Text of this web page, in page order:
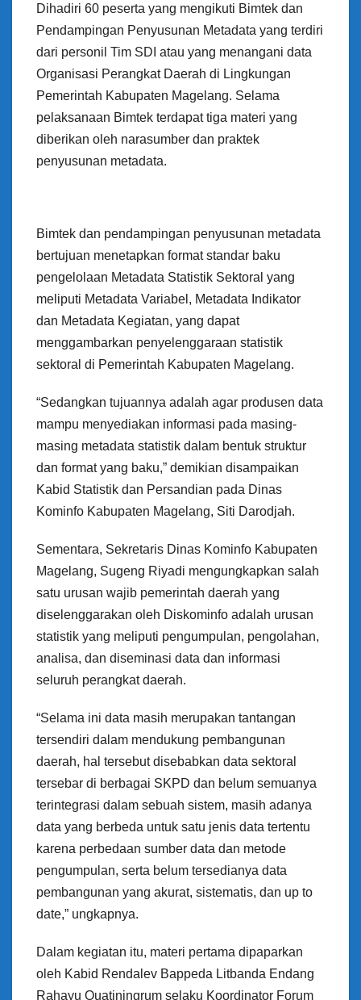
Dihadiri 60 peserta yang mengikuti Bimtek dan
Pendampingan Penyusunan Metadata yang terdiri
dari personil Tim SDI atau yang menangani data
Organisasi Perangkat Daerah di Lingkungan
Pemerintah Kabupaten Magelang. Selama
pelaksanaan Bimtek terdapat tiga materi yang
diberikan oleh narasumber dan praktek
penyusunan metadata.
Bimtek dan pendampingan penyusunan metadata
bertujuan menetapkan format standar baku
pengelolaan Metadata Statistik Sektoral yang
meliputi Metadata Variabel, Metadata Indikator
dan Metadata Kegiatan, yang dapat
menggambarkan penyelenggaraan statistik
sektoral di Pemerintah Kabupaten Magelang.
“Sedangkan tujuannya adalah agar produsen data
mampu menyediakan informasi pada masing-
masing metadata statistik dalam bentuk struktur
dan format yang baku,” demikian disampaikan
Kabid Statistik dan Persandian pada Dinas
Kominfo Kabupaten Magelang, Siti Darodjah.
Sementara, Sekretaris Dinas Kominfo Kabupaten
Magelang, Sugeng Riyadi mengungkapkan salah
satu urusan wajib pemerintah daerah yang
diselenggarakan oleh Diskominfo adalah urusan
statistik yang meliputi pengumpulan, pengolahan,
analisa, dan diseminasi data dan informasi
seluruh perangkat daerah.
“Selama ini data masih merupakan tantangan
tersendiri dalam mendukung pembangunan
daerah, hal tersebut disebabkan data sektoral
tersebar di berbagai SKPD dan belum semuanya
terintegrasi dalam sebuah sistem, masih adanya
data yang berbeda untuk satu jenis data tertentu
karena perbedaan sumber data dan metode
pengumpulan, serta belum tersedianya data
pembangunan yang akurat, sistematis, dan up to
date,” ungkapnya.
Dalam kegiatan itu, materi pertama dipaparkan
oleh Kabid Rendalev Bappeda Litbanda Endang
Rahayu Quatiningrum selaku Koordinator Forum